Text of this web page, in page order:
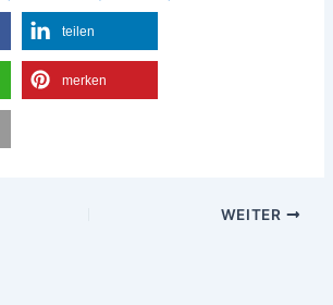
teilen
merken
WEITER